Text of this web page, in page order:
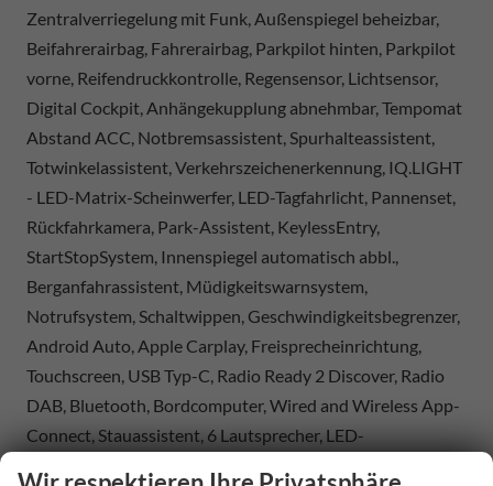
Zentralverriegelung mit Funk, Außenspiegel beheizbar,
Beifahrerairbag, Fahrerairbag, Parkpilot hinten, Parkpilot
vorne, Reifendruckkontrolle, Regensensor, Lichtsensor,
Digital Cockpit, Anhängekupplung abnehmbar, Tempomat
Abstand ACC, Notbremsassistent, Spurhalteassistent,
Totwinkelassistent, Verkehrszeichenerkennung, IQ.LIGHT
- LED-Matrix-Scheinwerfer, LED-Tagfahrlicht, Pannenset,
Rückfahrkamera, Park-Assistent, KeylessEntry,
StartStopSystem, Innenspiegel automatisch abbl.,
Berganfahrassistent, Müdigkeitswarnsystem,
Notrufsystem, Schaltwippen, Geschwindigkeitsbegrenzer,
Android Auto, Apple Carplay, Freisprecheinrichtung,
Touchscreen, USB Typ-C, Radio Ready 2 Discover, Radio
DAB, Bluetooth, Bordcomputer, Wired and Wireless App-
Connect, Stauassistent, 6 Lautsprecher, LED-